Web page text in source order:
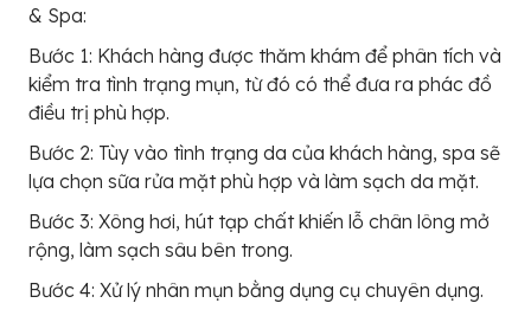
& Spa:
Bước 1: Khách hàng được thăm khám để phân tích và
kiểm tra tình trạng mụn, từ đó có thể đưa ra phác đồ
điều trị phù hợp.
Bước 2: Tùy vào tình trạng da của khách hàng, spa sẽ
lựa chọn sữa rửa mặt phù hợp và làm sạch da mặt.
Bước 3: Xông hơi, hút tạp chất khiến lỗ chân lông mở
rộng, làm sạch sâu bên trong.
Bước 4: Xử lý nhân mụn bằng dụng cụ chuyên dụng.